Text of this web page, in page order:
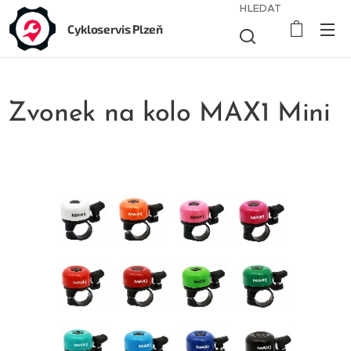
Cykloservis Plzeň
HLEDAT
Zvonek na kolo MAX1 Mini